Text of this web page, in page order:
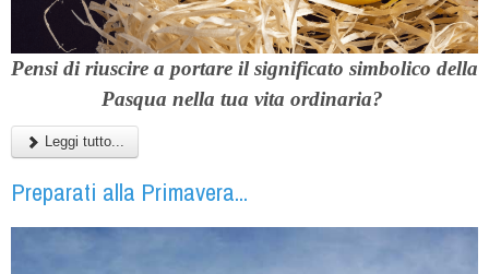
Pensi di riuscire a portare il significato simbolico della
Pasqua nella tua vita ordinaria?
Leggi tutto...
Preparati alla Primavera...